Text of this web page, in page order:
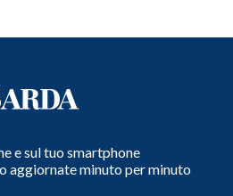
e sul tuo smartphone
aggiornate minuto per minuto